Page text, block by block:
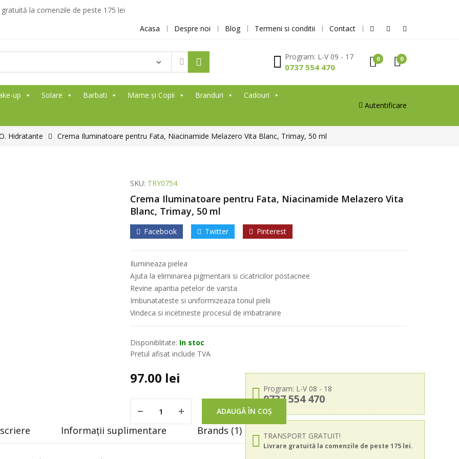
la comenzile de peste 175 lei
Acasa
Despre noi Blog Termeni si conditii Contact
Program: L-V 09 - 17
0737 554 470
0 0
up Solare Barbati Mame și Copii Branduri
Cadouri
Autentificare
Hidratante Crema Iluminatoare pentru Fata, Niacinamide Melazero Vita Blanc, Trimay, 50 ml
SKU: TRY0754
Crema Iluminatoare pentru Fata, Niacinamide Melazero Vita
Blanc, Trimay, 50 ml
Facebook Twitter Pinterest
Ilumineaza pielea
Ajuta la eliminarea pigmentarii si cicatricilor postacnee
Revine aparitia petelor de varsta
Imbunatateste si uniformizeaza tonul pielii
Vindeca si incetineste procesul de imbatranire
Disponiblitate: In stoc
Pretul afisat include TVA
Program: L-V 08 - 18
0737 554 470
TRANSPORT GRATUIT!
Livrare gratuită la comenzile de peste 175 lei.
97.00 lei
ADAUGĂ ÎN COȘ
Informații suplimentare Brands (1)